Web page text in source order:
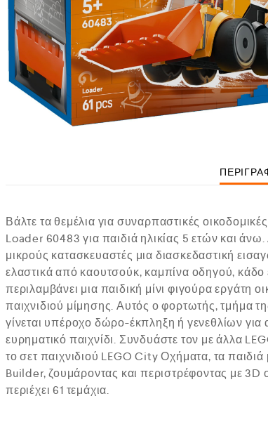
Βάλτε τα θεμέλια για συναρπαστικές
Loader 60483 για παιδιά ηλικίας 5 ετών και
μικρούς κατασκευαστές μια διασκεδαστική
ελαστικά από καουτσούκ, καμπίνα οδηγού,
περιλαμβάνει μια παιδική μίνι φιγούρα
παιχνιδιού μίμησης. Αυτός ο φορτωτής, τμήμα
γίνεται υπέροχο δώρο-έκπληξη ή γενεθλίων για
ευρηματικό παιχνίδι. Συνδυάστε τον με άλλα
το σετ παιχνιδιού LEGO City Οχήματα, τα
Builder, ζουμάροντας και περιστρέφοντας με
περιέχει 61 τεμάχια.